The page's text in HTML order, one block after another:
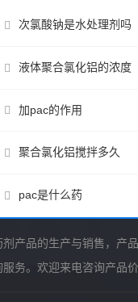
次氯酸钠是水处理剂吗
液体聚合氯化铝的浓度
加pac的作用
聚合氯化铝搅拌多久
pac是什么药
产品的生产与销售，
务。欢迎来电咨询产品